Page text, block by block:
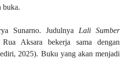
buka.
Sunarno. Judulnya Lali Sumber
Rua Aksara bekerja sama dengan
2025). Buku yang akan menjadi